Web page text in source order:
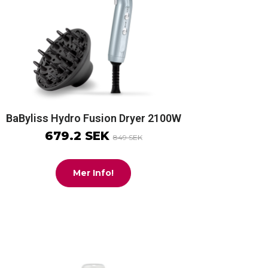
BaByliss Hydro Fusion Dryer 2100W
679.2 SEK849 SEK
Mer Info!